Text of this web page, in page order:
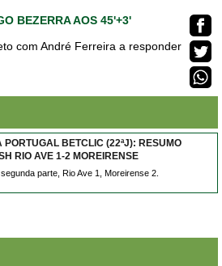
BEZERRA AOS 45'+3'
com André Ferreira a responder
PORTUGAL BETCLIC (22ªJ): RESUMO
RIO AVE 1-2 MOREIRENSE
parte, Rio Ave 1, Moreirense 2.